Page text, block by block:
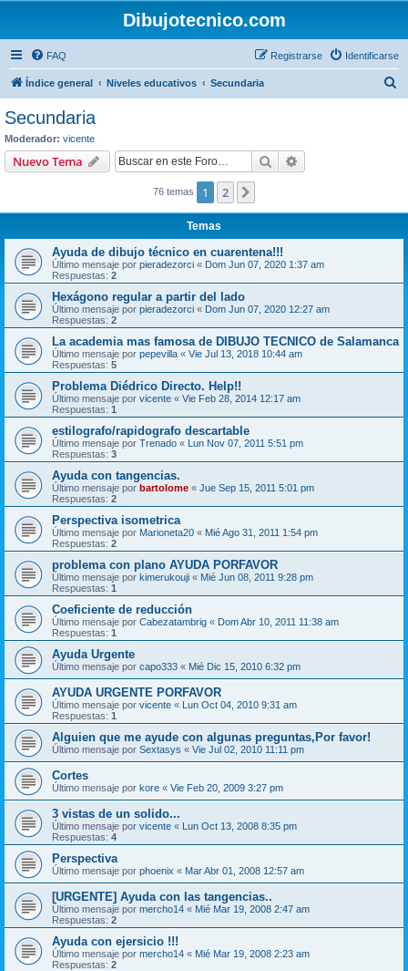
Dibujotecnico.com
FAQ Identificarse
Registrarse
Índice general Niveles educativos Secundaria
Secundaria
Moderador: vicente
Nuevo Tema Buscar
76 temas 1 2
Temas
Ayuda de dibujo técnico en cuarentena!!!
Último mensaje por pieradezorci « Dom Jun 07, 2020 1:37 am
Respuestas: 2
Hexágono regular a partir del lado
Último mensaje por pieradezorci « Dom Jun 07, 2020 12:27 am
Respuestas: 2
La academia mas famosa de DIBUJO TECNICO de Salamanca
Último mensaje por pepevilla « Vie Jul 13, 2018 10:44 am
Respuestas: 5
Problema Diédrico Directo. Help!!
Último mensaje por vicente « Vie Feb 28, 2014 12:17 am
Respuestas: 1
estilografo/rapidografo descartable
Último mensaje por Trenado « Lun Nov 07, 2011 5:51 pm
Respuestas: 3
Ayuda con tangencias.
Último mensaje por bartolome « Jue Sep 15, 2011 5:01 pm
Respuestas: 2
Perspectiva isometrica
Último mensaje por Marioneta20 « Mié Ago 31, 2011 1:54 pm
Respuestas: 2
problema con plano AYUDA PORFAVOR
Último mensaje por kimerukouji « Mié Jun 08, 2011 9:28 pm
Respuestas: 1
Coeficiente de reducción
Último mensaje por Cabezatambrig « Dom Abr 10, 2011 11:38 am
Respuestas: 1
Ayuda Urgente
Último mensaje por capo333 « Mié Dic 15, 2010 6:32 pm
AYUDA URGENTE PORFAVOR
Último mensaje por vicente « Lun Oct 04, 2010 9:31 am
Respuestas: 1
Alguien que me ayude con algunas preguntas,Por favor!
Último mensaje por Sextasys « Vie Jul 02, 2010 11:11 pm
Cortes
Último mensaje por kore « Vie Feb 20, 2009 3:27 pm
3 vistas de un solido...
Último mensaje por vicente « Lun Oct 13, 2008 8:35 pm
Respuestas: 4
Perspectiva
Último mensaje por phoenix « Mar Abr 01, 2008 12:57 am
[URGENTE] Ayuda con las tangencias..
Último mensaje por mercho14 « Mié Mar 19, 2008 2:47 am
Respuestas: 2
Ayuda con ejersicio !!!
Último mensaje por mercho14 « Mié Mar 19, 2008 2:23 am
Respuestas: 2